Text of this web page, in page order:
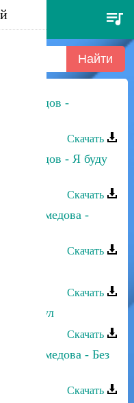
Магомедов -
Скачать
- Я буду
Скачать
Магомедова -
Скачать
Скачать
гьудул
Скачать
Магомедова - Без
Скачать